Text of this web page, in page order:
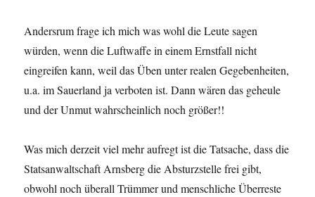
Andersrum frage ich mich was wohl die Leute sagen
würden, wenn die Luftwaffe in einem Ernstfall nicht
eingreifen kann, weil das Üben unter realen Gegebenheiten,
u.a. im Sauerland ja verboten ist. Dann wären das geheule
und der Unmut wahrscheinlich noch größer!!
Was mich derzeit viel mehr aufregt ist die Tatsache, dass die
Statsanwaltschaft Arnsberg die Absturzstelle frei gibt,
obwohl noch überall Trümmer und menschliche Überreste